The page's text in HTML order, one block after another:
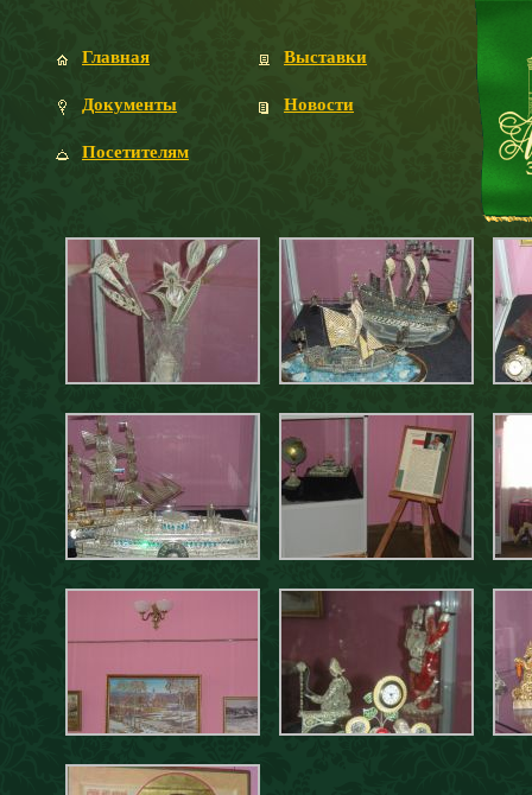
Главная
Документы
Посетителям
Выставки
Новости